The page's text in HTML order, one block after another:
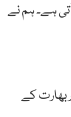
ہے۔ ہم نے
بھارت کے